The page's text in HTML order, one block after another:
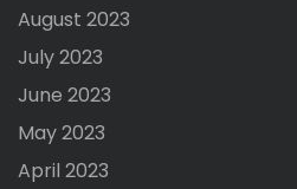
August 2023
July 2023
June 2023
May 2023
April 2023